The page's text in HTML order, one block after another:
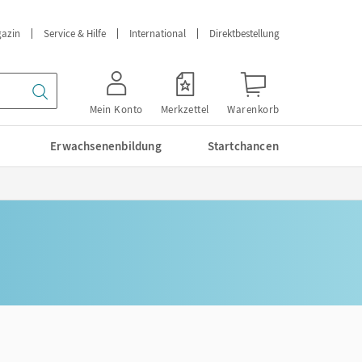
Service & Hilfe International Direktbestellung
Mein Konto Merkzettel Warenkorb
Erwachsenenbildung Startchancen